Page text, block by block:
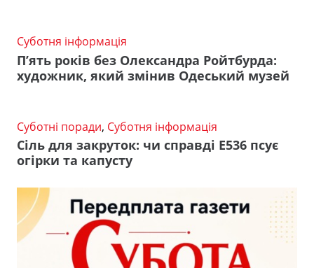
Суботня інформація
П’ять років без Олександра Ройтбурда:
художник, який змінив Одеський музей
Суботні поради, Суботня інформація
Сіль для закруток: чи справді Е536 псує
огірки та капусту